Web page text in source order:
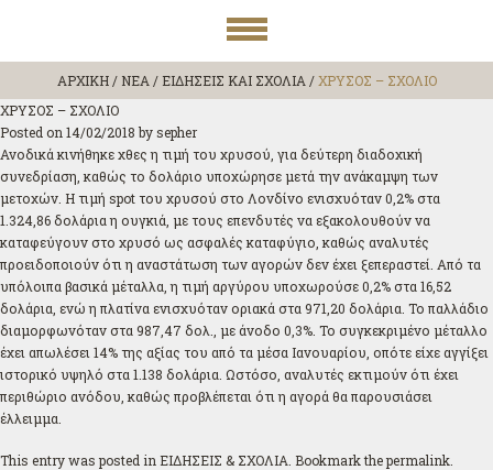
ΑΡΧΙΚΗ/ ΝΕΑ / ΕΙΔΗΣΕΙΣ ΚΑΙ ΣΧΟΛΙΑ /ΧΡΥΣΟΣ – ΣΧΟΛΙΟ
ΧΡΥΣΟΣ – ΣΧΟΛΙΟ
Posted on 14/02/2018 bysepher
Ανοδικά κινήθηκε χθες η τιμή του χρυσού, για δεύτερη διαδοχική
συνεδρίαση, καθώς το δολάριο υποχώρησε μετά την ανάκαμψη των
μετοχών. Η τιμή spot του χρυσού στο Λονδίνο ενισχυόταν 0,2% στα
1.324,86 δολάρια η ουγκιά, με τους επενδυτές να εξακολουθούν να
καταφεύγουν στο χρυσό ως ασφαλές καταφύγιο, καθώς αναλυτές
προειδοποιούν ότι η αναστάτωση των αγορών δεν έχει ξεπεραστεί. Από τα
υπόλοιπα βασικά μέταλλα, η τιμή αργύρου υποχωρούσε 0,2% στα 16,52
δολάρια, ενώ η πλατίνα ενισχυόταν οριακά στα 971,20 δολάρια. Το παλλάδιο
διαμορφωνόταν στα 987,47 δολ., με άνοδο 0,3%. Το συγκεκριμένο μέταλλο
έχει απωλέσει 14% της αξίας του από τα μέσα Ιανουαρίου, οπότε είχε αγγίξει
ιστορικό υψηλό στα 1.138 δολάρια. Ωστόσο, αναλυτές εκτιμούν ότι έχει
περιθώριο ανόδου, καθώς προβλέπεται ότι η αγορά θα παρουσιάσει
έλλειμμα.
This entry was posted in ΕΙΔΗΣΕΙΣ & ΣΧΟΛΙΑ . Bookmark thepermalink